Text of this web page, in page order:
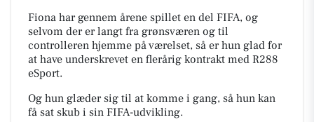
Fiona har gennem årene spillet en del FIFA, og
selvom der er langt fra grønsværen og til
controlleren hjemme på værelset, så er hun glad for
at have underskrevet en flerårig kontrakt med R288
eSport.
Og hun glæder sig til at komme i gang, så hun kan
få sat skub i sin FIFA-udvikling.